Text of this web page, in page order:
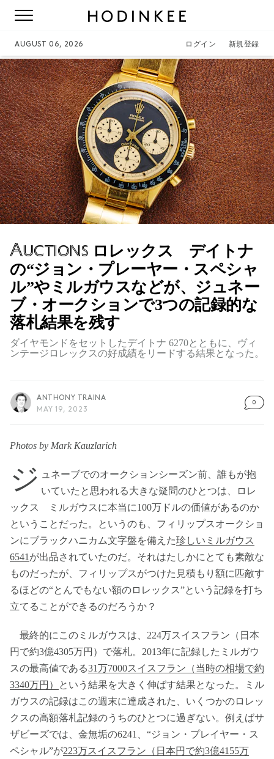
AUGUST 06, 2026 ログイン 新規登録
Auctions ロレックス デイトナ
の“ジョン・プレーヤー・スペシャ
ル”やミルガウスなどが、ジュネー
ブ・オークションで3つの記録的な
落札結果を残す
ダイヤモンドをセットしたデイトナ 6270とともに、ヴィ
ンテージロレックスの好成績をリードする結果となった。
ANTHONY TRAINA
MAY 19, 2023
0
Photos by Mark Kauzlarich
ジ ュネーブでのオークションシーズン前、誰もが抱
いていたと思われる大きな疑問のひとつは、ロレ
ックス ミルガウスに本当に100万ドルの価値があるのか
ということだった。というのも、フィリップスオークショ
ンにブラックハニカム文字盤を備えた珍しいミルガウス
6541 が出品されていたのだ。それはたしかにとても素敵な
ものだったが、フィリップスがつけた見積もり額に匹敵す
るほどの“とんでもない額のロレックス”という記録を打ち
立てることができるのだろうか？
最終的にこのミルガウスは、224万スイスフラン（日本
円で約3億4305万円）で落札。2013年に記録したミルガウ
スの最高値である31万7000スイスフラン（当時の相場で約
3340万円）
という結果を大きく伸ばす結果となった。ミル
ガウスの記録はこの週末に達成された、いくつかのロレッ
クスの高額落札記録のうちのひとつに過ぎない。例えばサ
ザビーズでは、金無垢の6241、“ジョン・プレイヤー・ス
ペシャル”が223万スイスフラン（日本円で約3億4155万